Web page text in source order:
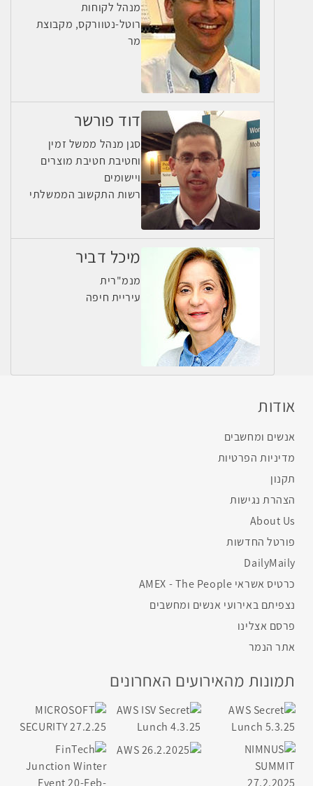
מנהל לקוחות
רוטל-נטוורקס, מקבוצת
מר
דוד פורשר
סגן מנהל ממשל זמין
וחטיבת חטיבת מוצרים
ויישומים
רשות התקשוב הממשלתי
מיכל דביר
מנמ"רית
עיריית חיפה
אודות
אנשים ומחשבים
מדיניות הפרטיות
תקנון
הצהרת נגישות
About Us
פורטל החדשות
DailyMaily
כרטיס אשראי AMEX - The People
נצפיתם באירועי אנשים ומחשבים
פרסם אצלינו
אתר הנמר
תמונות מהאירועים האחרונים